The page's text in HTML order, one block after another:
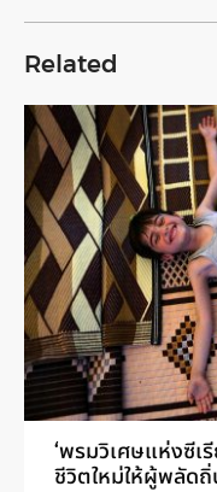
Related
‘พรมวิเศษแห่งซีเ
ชีวิตใหม่ให้ผู้พลัด